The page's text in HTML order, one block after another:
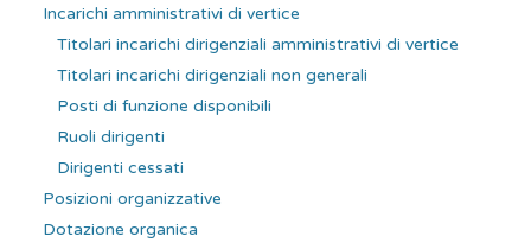
Incarichi amministrativi di vertice
Titolari incarichi dirigenziali amministrativi di vertice
Titolari incarichi dirigenziali non generali
Posti di funzione disponibili
Ruoli dirigenti
Dirigenti cessati
Posizioni organizzative
Dotazione organica